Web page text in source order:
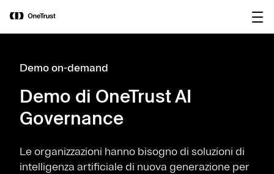
OneTrust nominata “Visionaria” nel
Magic Quadrant™ 2026 di Gartner®
per le piattaforme di governance
Demo on-demand
Demo di OneTrust AI
Governance
Le organizzazioni hanno bisogno di soluzioni di
intelligenza artificiale di nuova generazione per